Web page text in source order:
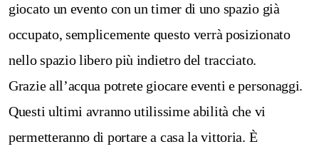
giocato un evento con un timer di uno spazio già
occupato, semplicemente questo verrà posizionato
nello spazio libero più indietro del tracciato.
Grazie all’acqua potrete giocare eventi e personaggi.
Questi ultimi avranno utilissime abilità che vi
permetteranno di portare a casa la vittoria. È